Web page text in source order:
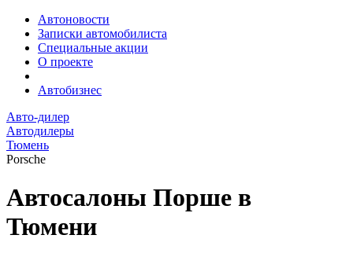
Автоновости
Записки автомобилиста
Специальные акции
О проекте
Автобизнес
Авто-дилер
Автодилеры
Тюмень
Porsche
Автосалоны Порше в
Тюмени